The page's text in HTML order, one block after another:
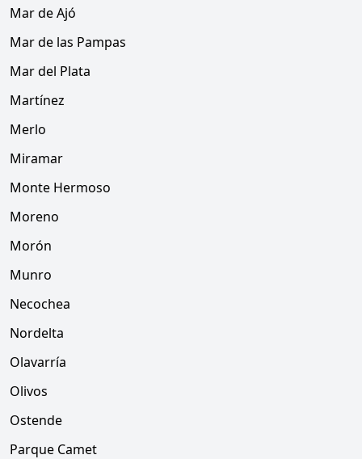
Mar de Ajó
Mar de las Pampas
Mar del Plata
Martínez
Merlo
Miramar
Monte Hermoso
Moreno
Morón
Munro
Necochea
Nordelta
Olavarría
Olivos
Ostende
Parque Camet